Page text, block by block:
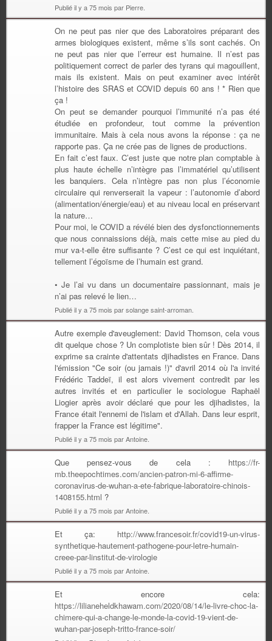
Publié il y a 75 mois par Pierre.
On ne peut pas nier que des Laboratoires préparant des
armes biologiques existent, même s’ils sont cachés. On
ne peut pas nier que l’erreur est humaine. Il n’est pas
politiquement correct de parler des tyrans qui magouillent,
mais ils existent. Mais on peut examiner avec intérêt
l’histoire des SRAS et COVID depuis 60 ans ! * Rien que
ça !
On peut se demander pourquoi l’immunité n’a pas été
étudiée en profondeur, tout comme la prévention
immunitaire. Mais à cela nous avons la réponse : ça ne
rapporte pas. Ça ne crée pas de lignes de productions.
En fait c’est faux. C’est juste que notre plan comptable à
plus haute échelle n’intègre pas l’immatériel qu’utilisent
les banquiers. Cela n’intègre pas non plus l’économie
circulaire qui renverserait la vapeur : l’autonomie d’abord
(alimentation/énergie/eau) et au niveau local en préservant
la nature…
Pour moi, le COVID a révélé bien des dysfonctionnements
que nous connaissions déjà, mais cette mise au pied du
mur va-t-elle être suffisante ? C’est ce qui est inquiétant,
tellement l’égoïsme de l’humain est grand.
• Je l’ai vu dans un documentaire passionnant, mais je
n’ai pas relevé le lien…
Publié il y a 75 mois par solange saint-arroman.
Autre exemple d'aveuglement: David Thomson, cela vous
dit quelque chose ? Un complotiste bien sûr ! Dès 2014, il
exprime sa crainte d'attentats djihadistes en France. Dans
l'émission "Ce soir (ou jamais !)" d'avril 2014 où l'a invité
Frédéric Taddeï, il est alors vivement contredit par les
autres invités et en particulier le sociologue Raphaël
Liogier après avoir déclaré que pour les djihadistes, la
France était l'ennemi de l'islam et d'Allah. Dans leur esprit,
frapper la France est légitime".
Publié il y a 75 mois par Antoine.
Que pensez-vous de cela : https://fr-
mb.theepochtimes.com/ancien-patron-mi-6-affirme-
coronavirus-de-wuhan-a-ete-fabrique-laboratoire-chinois-
1408155.html ?
Publié il y a 75 mois par Antoine.
Et ça: http://www.francesoir.fr/covid19-un-virus-
synthetique-hautement-pathogene-pour-letre-humain-
creee-par-linstitut-de-virologie
Publié il y a 75 mois par Antoine.
Et encore cela:
https://lilianeheldkhawam.com/2020/08/14/le-livre-choc-la-
chimere-qui-a-change-le-monde-la-covid-19-vient-de-
wuhan-par-joseph-tritto-france-soir/